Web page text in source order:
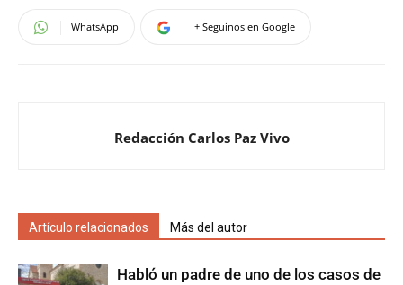
WhatsApp + Seguinos en Google
Redacción Carlos Paz Vivo
Artículo relacionados Más del autor
Habló un padre de uno de los casos de